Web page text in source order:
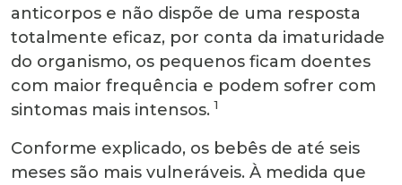
anticorpos e não dispõe de uma resposta
totalmente eficaz, por conta da imaturidade
do organismo, os pequenos ficam doentes
com maior frequência e podem sofrer com
sintomas mais intensos. 1
Conforme explicado, os bebês de até seis
meses são mais vulneráveis. À medida que